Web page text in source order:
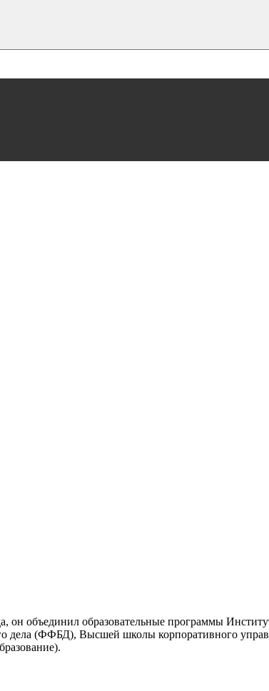
он объединил образовательные программы
дела (ФФБД), Высшей школы корпоративного